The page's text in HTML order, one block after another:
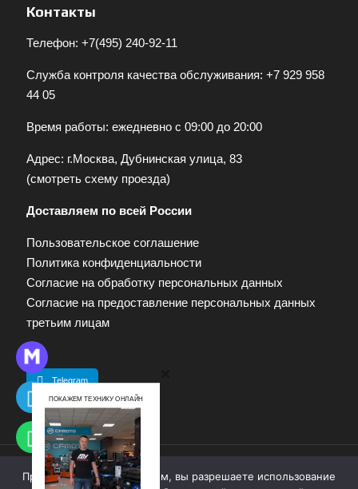
Контакты
Телефон: +7(495) 240-92-11
Служба контроля качества обслуживания: +7 929 958
44 05
Время работы: ежедневно с 09:00 до 20:00
Адрес: г.Москва, Дубнинская улица, 83
(смотреть схему проезда)
Доставляем по всей России
Пользовательское соглашение
Политика конфиденциальности
Согласие на обработку персональных данных
Согласие на предоставление персональных данных
третьим лицам
Telegram
© 2009—2025. Квадропарк. Все права защищены.
Продолжая работу с сайтом, вы разрешаете использование
ПОКАЖЕМ ТЕХНИКУ ОНЛАЙН